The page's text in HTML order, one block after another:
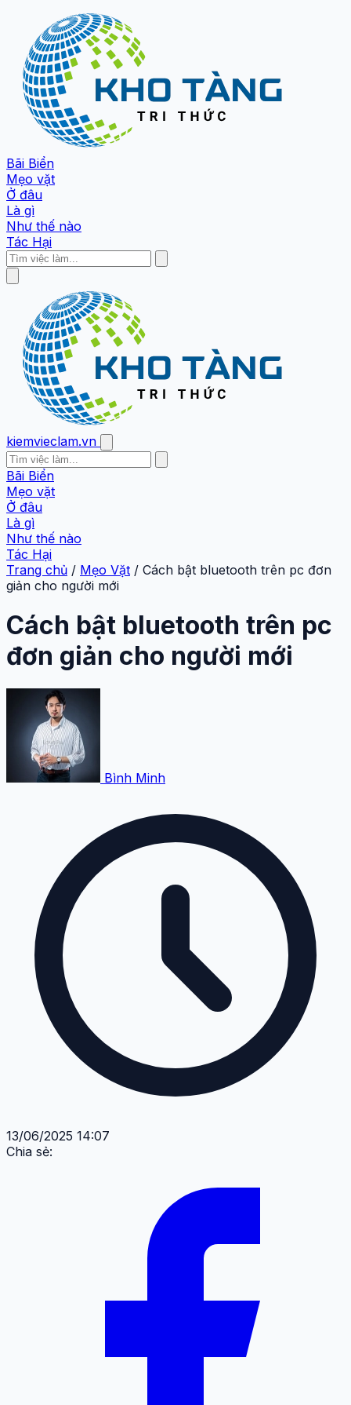
Bãi Biển
Mẹo vặt
Ở đâu
Là gì
Như thế nào
Tác Hại
kiemvieclam.vn
Bãi Biển
Mẹo vặt
Ở đâu
Là gì
Như thế nào
Tác Hại
Trang chủ / Mẹo Vặt / Cách bật bluetooth trên pc đơn
giản cho người mới
Cách bật bluetooth trên pc
đơn giản cho người mới
Bình Minh
13/06/2025 14:07
Chia sẻ: